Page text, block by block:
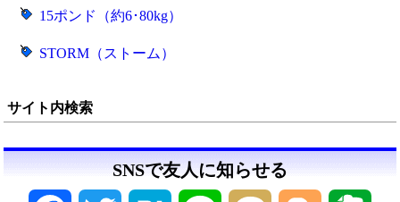
15ポンド（約6･80kg）
STORM（ストーム）
サイト内検索
SNSで友人に知らせる